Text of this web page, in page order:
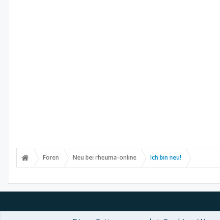
Foren Neu bei rheuma-online Ich bin neu!